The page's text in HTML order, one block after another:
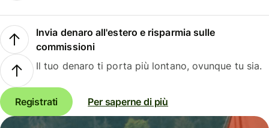
Invia denaro all'estero e risparmia sulle
commissioni
Il tuo denaro ti porta più lontano, ovunque tu sia.
Registrati Per saperne di più